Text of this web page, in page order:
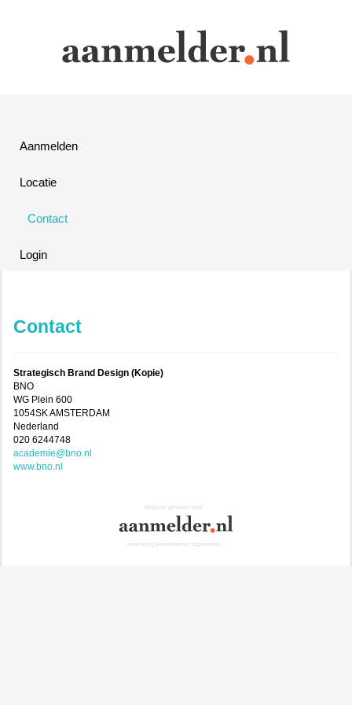
Aanmelden
Locatie
Contact
Login
Contact
Strategisch Brand Design (Kopie)
BNO
WG Plein 600
1054SK AMSTERDAM
Nederland
020 6244748
academie@bno.nl
www.bno.nl
Mogelijk gemaakt door
eenvoudig evenementen organiseren